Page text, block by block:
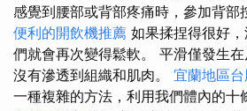
感覺到腰部或背部疼痛時，參加背部
便利的開飲機推薦 如果揉捏得很好
們就會再次變得鬆軟。 平滑僅發生
沒有滲透到組織和肌肉。 宜蘭地區
一種複雜的方法，利用我們體內的十